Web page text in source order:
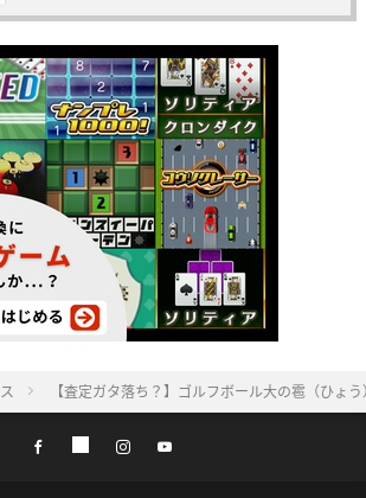
【査定ガタ落ち？】ゴルフボール大の雹（ひょ